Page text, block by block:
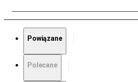
Powiązane
Polecane